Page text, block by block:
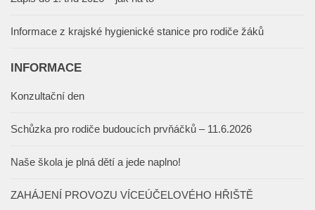
Informace z krajské hygienické stanice pro rodiče žáků
INFORMACE
Konzultační den
Schůzka pro rodiče budoucích prvňáčků – 11.6.2026
Naše škola je plná dětí a jede naplno!
ZAHÁJENÍ PROVOZU VÍCEÚČELOVÉHO HŘIŠTĚ